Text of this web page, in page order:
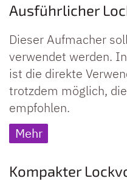
Ausführlicher
Dieser Aufmacher
verwendet werden.
ist die direkte
trotzdem möglich,
empfohlen.
Mehr
Kompakter